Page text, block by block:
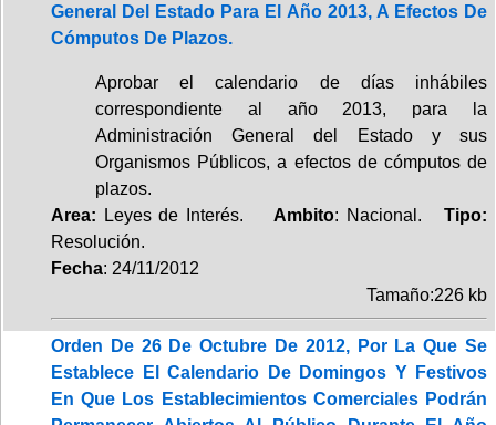
General Del Estado Para El Año 2013, A Efectos De
Cómputos De Plazos.
Aprobar el calendario de días inhábiles
correspondiente al año 2013, para la
Administración General del Estado y sus
Organismos Públicos, a efectos de cómputos de
plazos.
Area: Leyes de Interés. Ambito: Nacional.Tipo:
Resolución.
Fecha: 24/11/2012
Tamaño:226 kb
Orden De 26 De Octubre De 2012, Por La Que Se
Establece El Calendario De Domingos Y Festivos
En Que Los Establecimientos Comerciales Podrán